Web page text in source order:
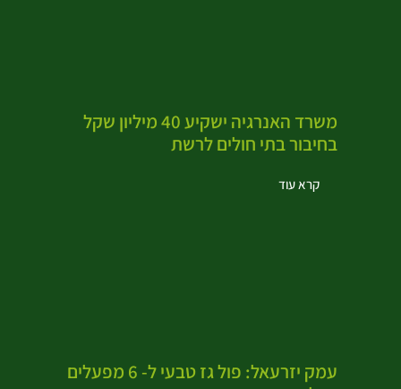
משרד האנרגיה ישקיע 40 מיליון שקל
בחיבור בתי חולים לרשת
קרא עוד
עמק יזרעאל: פול גז טבעי ל- 6 מפעלים